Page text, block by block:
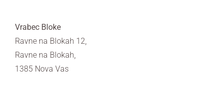
Vrabec Bloke
Ravne na Blokah 12,
Ravne na Blokah,
1385 Nova Vas